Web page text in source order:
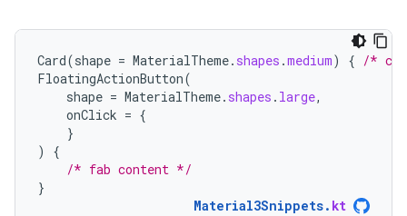
Card(shape = MaterialTheme. shapes .medium) { /*
FloatingActionButton(
shape = MaterialTheme. shapes . large,
onClick = {
}
)
{
/* fab content */
}
Material3Snippets. kt